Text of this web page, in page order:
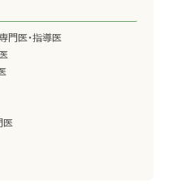
門医・指導医
医